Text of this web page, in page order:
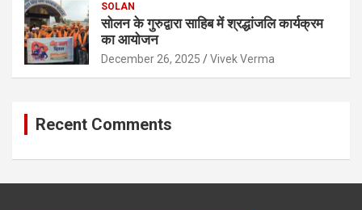
SOLAN
सोलन के गुरुद्वारा साहिब में श्रद्धांजलि कार्यक्रम
का आयोजन
December 26, 2025 Vivek Verma
Recent Comments